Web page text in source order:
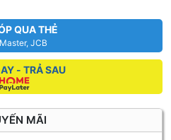
QUA THẺ
JCB
- TRẢ SAU
MÃI